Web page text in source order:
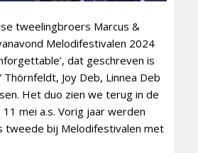
tweelingbroers Marcus &
Melodifestivalen 2024
dat geschreven is
Thörnfeldt, Joy Deb, Linnea Deb
Het duo zien we terug in de
mei a.s. Vorig jaar werden
tweede bij Melodifestivalen met